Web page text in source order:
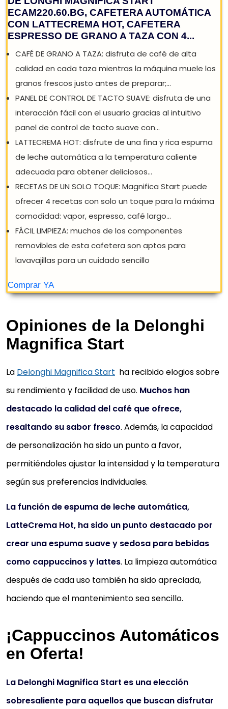
DE'LONGHI MAGNIFICA START
ECAM220.60.BG, CAFETERA AUTOMÁTICA
CON LATTECREMA HOT, CAFETERA
ESPRESSO DE GRANO A TAZA CON 4...
CAFÉ DE GRANO A TAZA: disfruta de café de alta
calidad en cada taza mientras la máquina muele
granos frescos justo antes de preparar;...
PANEL DE CONTROL DE TACTO SUAVE: disfruta de una
panel de control de tacto suave con...
de leche automática a la temperatura caliente
adecuada para obtener deliciosos...
RECETAS DE UN SOLO TOQUE: Magnifica Start puede
ofrecer 4 recetas con solo un toque para la
comodidad: vapor, espresso, café largo...
removibles de esta cafetera son aptos para
lavavajillas para un cuidado sencillo
Comprar YA
Opiniones de la Delonghi
Magnifica Start
La Delonghi Magnifica Start ha recibido elogios sobre
su rendimiento y facilidad de uso. Muchos han
destacado la calidad del café que ofrece,
resaltando su sabor fresco. Además, la capacidad
de personalización ha sido un punto a favor,
permitiéndoles ajustar la intensidad y la temperatura
según sus preferencias individuales.
La función de espuma de leche automática,
LatteCrema Hot, ha sido un punto destacado por
crear una espuma suave y sedosa para bebidas
como cappuccinos y lattes. La limpieza automática
después de cada uso también ha sido apreciada,
haciendo que el mantenimiento sea sencillo.
¡Cappuccinos Automáticos
en Oferta!
La Delonghi Magnifica Start es una elección
sobresaliente para aquellos que buscan disfrutar